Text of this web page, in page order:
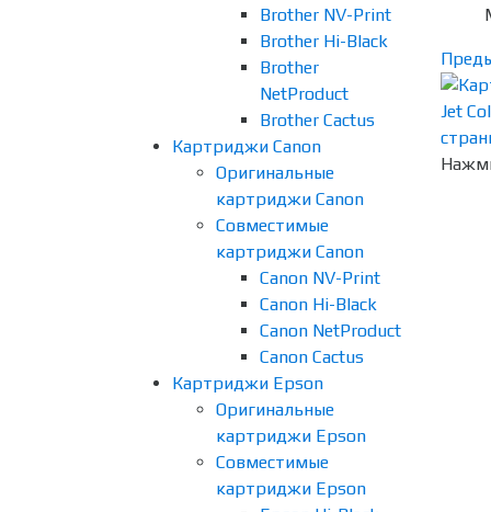
Brother NV-Print
Brother Hi-Black
Brother
NetProduct
Brother Cactus
Картриджи Canon
Оригинальные
картриджи Canon
Совместимые
картриджи Canon
Canon NV-Print
Canon Hi-Black
Canon NetProduct
Canon Cactus
Картриджи Epson
Оригинальные
картриджи Epson
Совместимые
картриджи Epson